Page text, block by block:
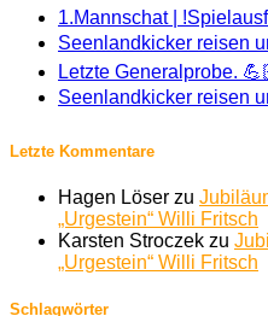
1.Mannschat |
Seenlandkicker reisen
Letzte Generalprobe.
Seenlandkicker reisen
Letzte Kommentare
Hagen Löser zu
„Urgestein“ Willi Fritsch
Karsten Stroczek zu
„Urgestein“ Willi Fritsch
Schlagwörter